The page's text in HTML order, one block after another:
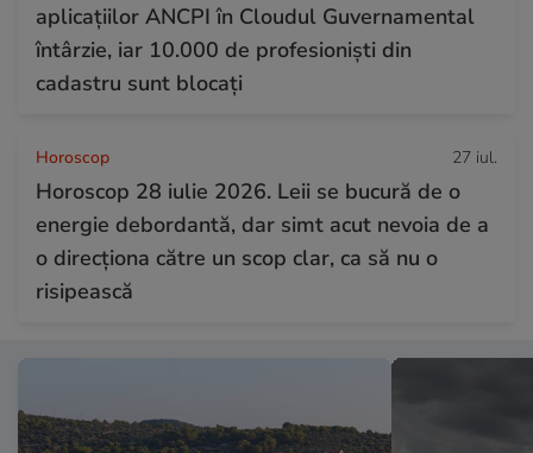
aplicațiilor ANCPI în Cloudul Guvernamental
întârzie, iar 10.000 de profesioniști din
cadastru sunt blocați
Horoscop 27 iul.
Horoscop 28 iulie 2026. Leii se bucură de o
energie debordantă, dar simt acut nevoia de a
o direcționa către un scop clar, ca să nu o
risipească